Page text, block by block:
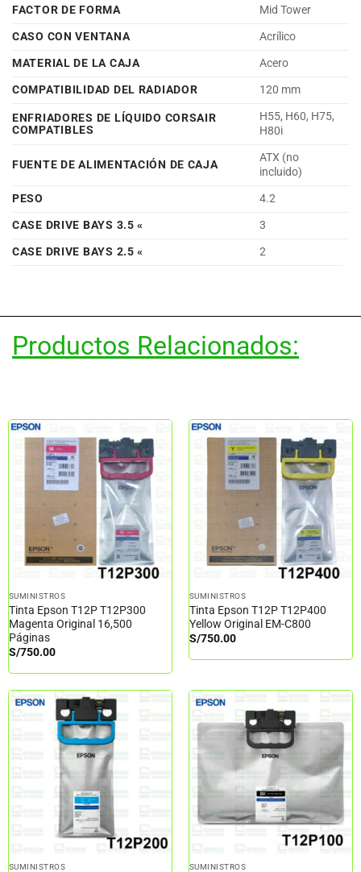
FACTOR DE FORMA
Mid Tower
CASO CON VENTANA
Acrílico
MATERIAL DE LA CAJA
Acero
COMPATIBILIDAD DEL RADIADOR
120 mm
ENFRIADORES DE LÍQUIDO CORSAIR
COMPATIBLES
H55, H60, H75,
H80i
FUENTE DE ALIMENTACIÓN DE CAJA
ATX (no
incluido)
PESO
4.2
CASE DRIVE BAYS 3.5 «
3
CASE DRIVE BAYS 2.5 «
2
Productos Relacionados:
SUMINISTROS
Tinta Epson T12P T12P300
Magenta Original 16,500
Páginas
S/750.00
SUMINISTROS
Tinta Epson T12P T12P400
Yellow Original EM-C800
S/750.00
SUMINISTROS SUMINISTROS